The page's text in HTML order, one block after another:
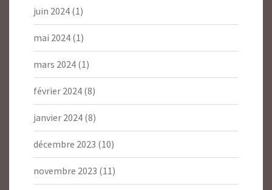
juin 2024 (1)
mai 2024 (1)
mars 2024 (1)
février 2024 (8)
janvier 2024 (8)
décembre 2023 (10)
novembre 2023 (11)